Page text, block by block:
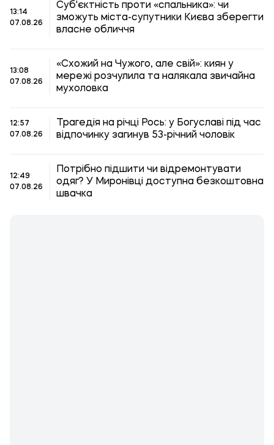
13:14
07.08.26
Суб'єктність проти «спальника»: чи
зможуть міста-супутники Києва зберегти
власне обличчя
13:08
07.08.26
«Схожий на Чужого, але свій»: киян у
мережі розчулила та налякала звичайна
мухоловка
12:57
07.08.26
Трагедія на річці Рось: у Богуславі під час
відпочинку загинув 53-річний чоловік
12:49
07.08.26
Потрібно підшити чи відремонтувати
одяг? У Миронівці доступна безкоштовна
швачка